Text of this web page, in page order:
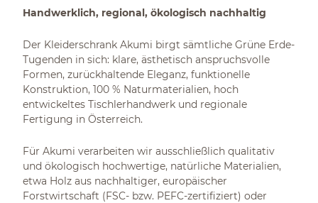
Handwerklich, regional, ökologisch nachhaltig
Der Kleiderschrank Akumi birgt sämtliche Grüne Erde-
Tugenden in sich: klare, ästhetisch anspruchsvolle
Formen, zurückhaltende Eleganz, funktionelle
Konstruktion, 100 % Naturmaterialien, hoch
entwickeltes Tischlerhandwerk und regionale
Fertigung in Österreich.
Für Akumi verarbeiten wir ausschließlich qualitativ
und ökologisch hochwertige, natürliche Materialien,
etwa Holz aus nachhaltiger, europäischer
Forstwirtschaft (FSC- bzw. PEFC-zertifiziert) oder